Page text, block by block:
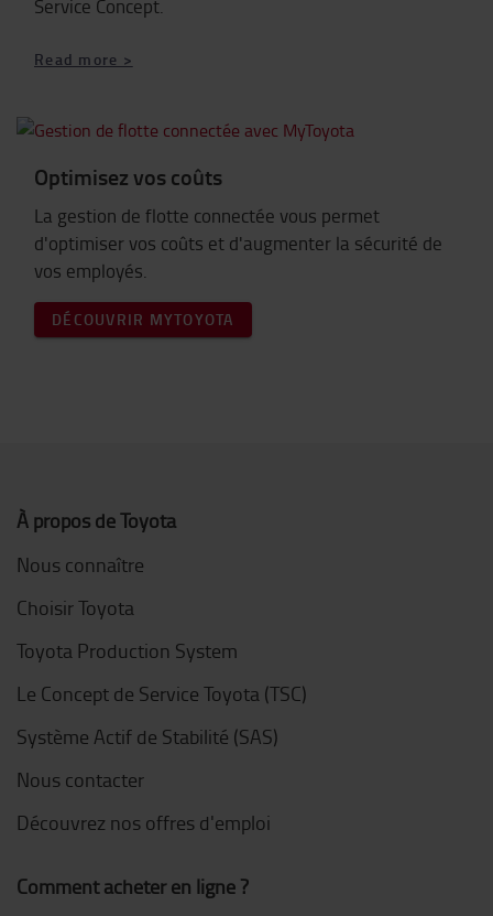
Service Concept.
Read more >
Optimisez vos coûts
La gestion de flotte connectée vous permet
d'optimiser vos coûts et d'augmenter la sécurité de
vos employés.
DÉCOUVRIR MYTOYOTA
À propos de Toyota
Nous connaître
Choisir Toyota
Toyota Production System
Le Concept de Service Toyota (TSC)
Système Actif de Stabilité (SAS)
Nous contacter
Découvrez nos offres d'emploi
Comment acheter en ligne ?